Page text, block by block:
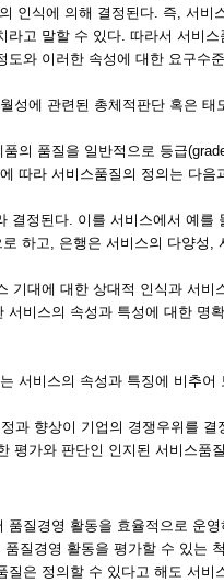
인식에 의해 결정된다. 즉, 서비
라고 말할 수 있다. 따라서 서비스
와 이러한 속성에 대한 요구수
성에 관련된 총체적판단 혹은 태
의 품질을 일반적으로 등급
따라 서비스품질의 정의는 다음
결정된다. 이를 서비스에서 예를
하고, 은행은 서비스의 다양성,
기대에 대한 상대적 인식과 서비
서비스의 속성과 특성에 대한 명
서비스의 속성과 특징에 비추어
과 향상이 기업의 경쟁우위를 결
평가와 판단인 인지된 서비스품
질경영 활동을 효율적으로 운영
질경영 활동을 평가할 수 있는
은 정의할 수 있다고 해도 서비